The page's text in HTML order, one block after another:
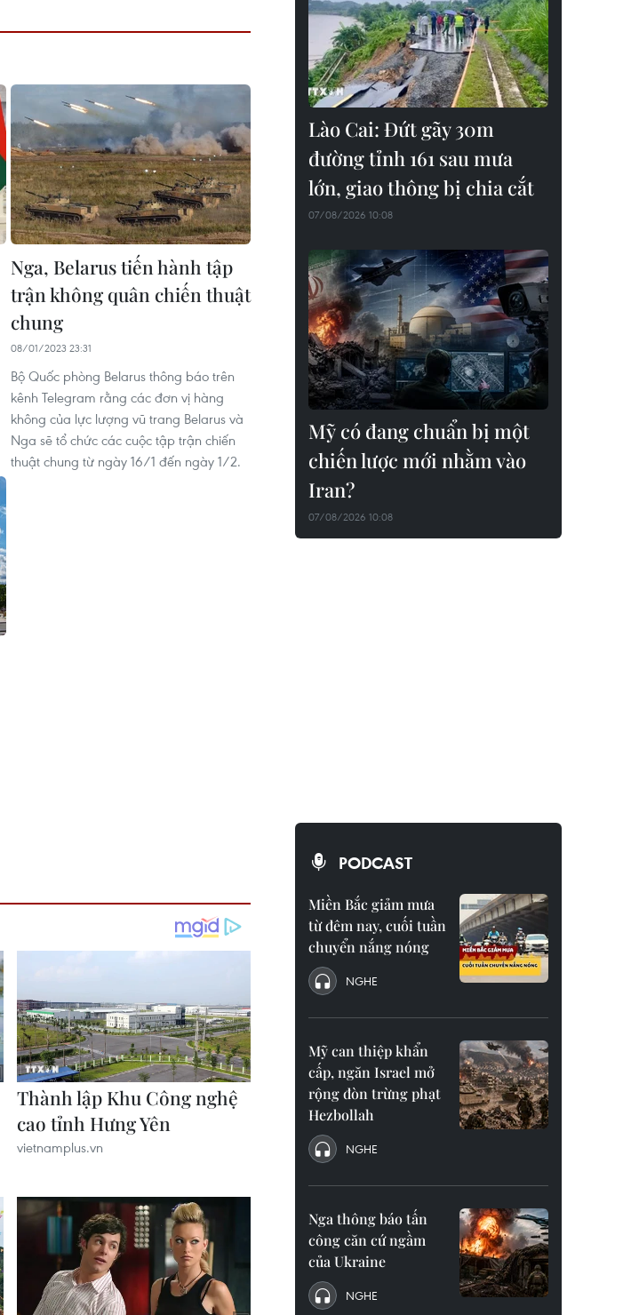
Nga, Belarus tiến hành tập
trận không quân chiến thuật
chung
08/01/2023 23:31
Bộ Quốc phòng Belarus thông báo trên
kênh Telegram rằng các đơn vị hàng
không của lực lượng vũ trang Belarus và
Nga sẽ tổ chức các cuộc tập trận chiến
thuật chung từ ngày 16/1 đến ngày 1/2.
Lào Cai: Đứt gãy 30m
đường tỉnh 161 sau mưa
lớn, giao thông bị chia cắt
07/08/2026 10:08
Mỹ có đang chuẩn bị một
chiến lược mới nhằm vào
Iran?
07/08/2026 10:08
PODCAST
Miền Bắc giảm mưa
từ đêm nay, cuối tuần
chuyển nắng nóng
NGHE
Mỹ can thiệp khẩn
cấp, ngăn Israel mở
rộng đòn trừng phạt
Hezbollah
NGHE
Nga thông báo tấn
công căn cứ ngầm
của Ukraine
NGHE